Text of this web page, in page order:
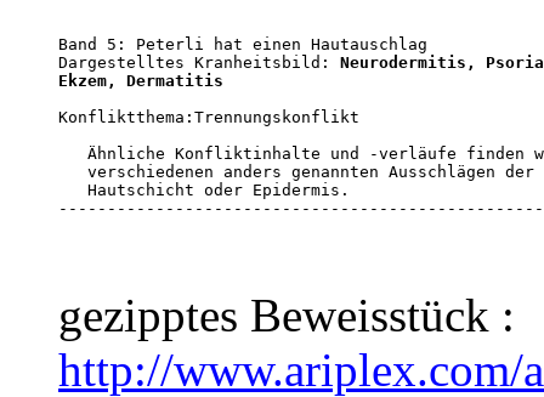
Band 5: Peterli hat einen Hautauschlag
Dargestelltes Kranheitsbild: Neurodermitis,
Ekzem, Dermatitis
Konfliktthema:Trennungskonflikt
Ähnliche Konfliktinhalte und -verläufe finden
verschiedenen anders genannten Ausschlägen der
   Hautschicht oder Epidermis.
gezipptes Beweisstück :
http://www.ariplex.com/